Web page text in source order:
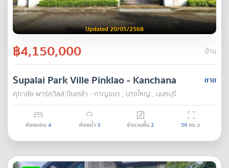
Updated 20/05/2568
฿4,150,000 บ้าน
ขาย
Supalai Park Ville Pinklao - Kanchana
ศุภาลัย พาร์ควิลล์ ปิ่นเกล้า - กาญจนา , บางใหญ่ , นนทบุรี
ห้องนอน 4 ห้องน้ำ3 จำนวนชั้น 2 59ตร.ว.